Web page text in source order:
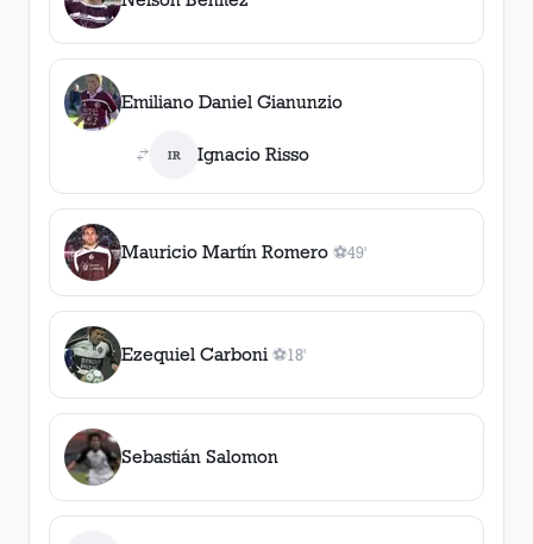
Emiliano Daniel Gianunzio
IR Ignacio Risso
Mauricio Martín Romero ⚽
1gol
49'
Ezequiel Carboni ⚽
1gol
18'
Sebastián Salomon